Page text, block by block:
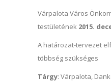
Várpalota Város
testületének 2015.
A határozat-tervezet
többség szükséges
Tárgy: Várpalota,